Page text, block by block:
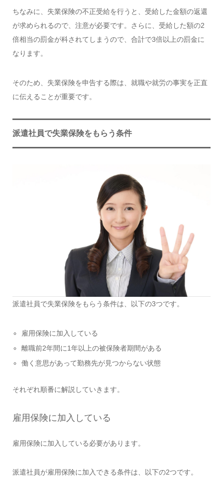
ちなみに、失業保険の不正受給を行うと、受給した金額の返還
が求められるので、注意が必要です。さらに、受給した額の2
倍相当の罰金が科されてしまうので、合計で3倍以上の罰金に
なります。
そのため、失業保険を申告する際は、就職や就労の事実を正直
に伝えることが重要です。
派遣社員で失業保険をもらう条件
派遣社員で失業保険をもらう条件は、以下の3つです。
雇用保険に加入している
離職前2年間に1年以上の被保険者期間がある
働く意思があって勤務先が見つからない状態
それぞれ順番に解説していきます。
雇用保険に加入している
雇用保険に加入している必要があります。
派遣社員が雇用保険に加入できる条件は、以下の2つです。